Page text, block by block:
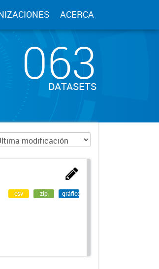
ACERCA
063
DATASETS
csv zip gráfico